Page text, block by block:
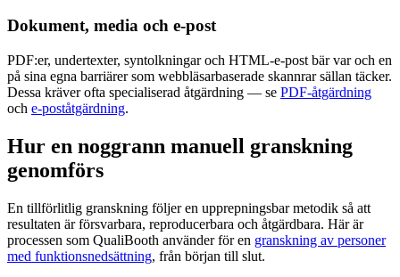
Dokument, media och e-post
PDF:er, undertexter, syntolkningar och HTML-e-post bär var och en
på sina egna barriärer som webbläsarbaserade skannrar sällan täcker.
Dessa kräver ofta specialiserad åtgärdning — se PDF-åtgärdning
och e-poståtgärdning.
Hur en noggrann manuell granskning
genomförs
En tillförlitlig granskning följer en upprepningsbar metodik så att
resultaten är försvarbara, reproducerbara och åtgärdbara. Här är
processen som QualiBooth använder för en granskning av personer
med funktionsnedsättning, från början till slut.